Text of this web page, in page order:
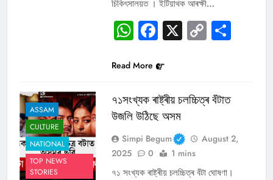
চিকিৎসালয়ত । ইটিয়াথক আৰক্ষী…
WhatsApp
Facebook
X Copy
Read More
ASSAM
CULTURE
NATIONAL
TOP NEWS
STORIES
৭১সংখ্যক ৰাষ্ট্ৰীয় চলচ্চিত্ৰ বঁটাত
উজলি উঠিছে অসম
Simpi Begum
August 2,
2025
0 1 mins
৭১ সংখ্যক ৰাষ্ট্ৰীয় চলচ্চিত্ৰ বঁটা ঘোষণা।